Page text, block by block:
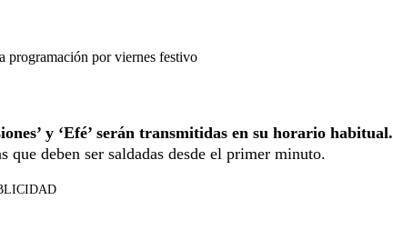
programación por viernes festivo
y ‘Efé’ serán transmitidas en su horario habitual.
deben ser saldadas desde el primer minuto.